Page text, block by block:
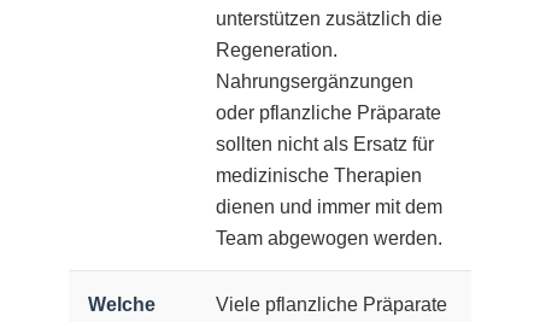
unterstützen zusätzlich die
Regeneration.
Nahrungsergänzungen
oder pflanzliche Präparate
sollten nicht als Ersatz für
medizinische Therapien
dienen und immer mit dem
Team abgewogen werden.
Welche
Viele pflanzliche Präparate